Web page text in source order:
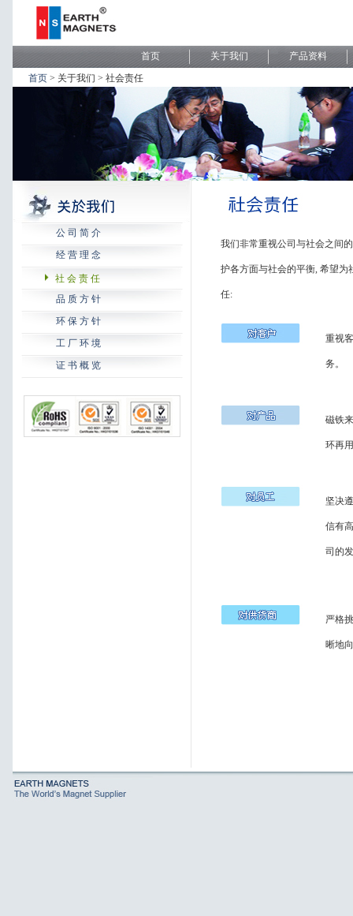
首页 > 关于我们 > 社会责任
公 司 简 介
经 营 理 念
社 会 责 任
品 质 方 针
环 保 方 针
工 厂 环 境
证 书 概 览
我们非常重视公司与社会之间
护各方面与社会的平衡, 希望为
任:
重视
务。
磁铁
环再
坚决
信有
司的
严格
晰地